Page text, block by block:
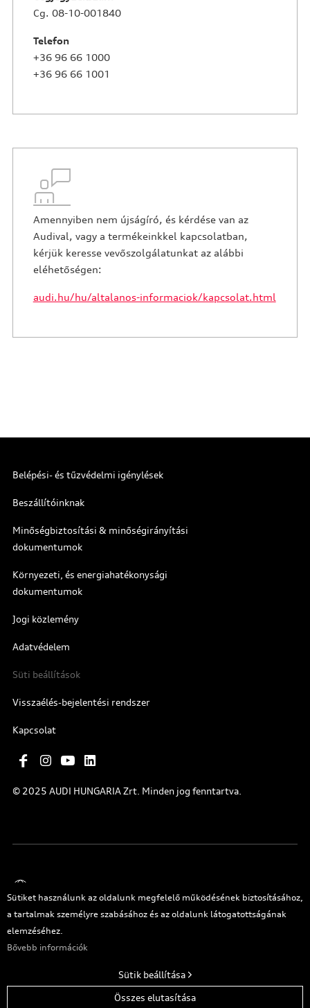
Cg. 08-10-001840
Telefon
+36 96 66 1000
+36 96 66 1001
Amennyiben nem újságíró, és kérdése van az
Audival, vagy a termékeinkkel kapcsolatban,
kérjük keresse vevőszolgálatunkat az alábbi
eléhetőségen:
audi.hu/hu/altalanos-informaciok/kapcsolat.html
Belépési- és tűzvédelmi igénylések
Beszállítóinknak
Minőségbiztosítási & minőségirányítási
dokumentumok
Környezeti, és energiahatékonysági
dokumentumok
Jogi közlemény
Adatvédelem
Süti beállítások
Visszaélés-bejelentési rendszer
Kapcsolat
© 2025 AUDI HUNGARIA Zrt. Minden jog fenntartva.
Sütiket használunk az oldalunk megfelelő működésének biztosításához,
a tartalmak személyre szabásához és az oldalunk látogatottságának
elemzéséhez.
Bővebb információk
Sütik beállítása
Összes elutasítása